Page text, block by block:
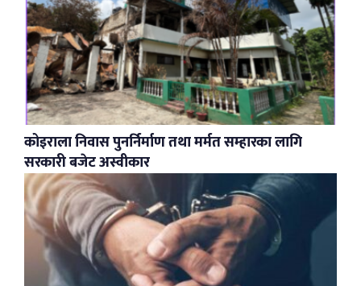
कोइराला निवास पुनर्निर्माण तथा मर्मत सम्हारका लागि
सरकारी बजेट अस्वीकार